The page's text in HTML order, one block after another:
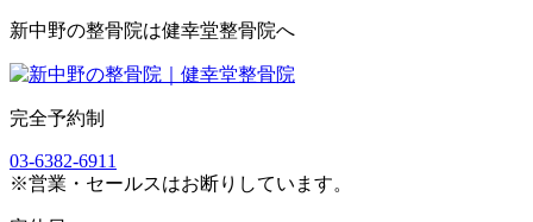
新中野の整骨院は健幸堂整骨院へ
完全予約制
03-6382-6911
※営業・セールスはお断りしています。